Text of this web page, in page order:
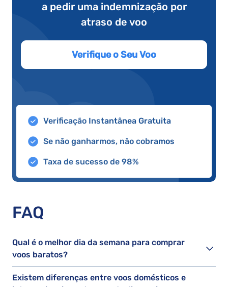
a pedir uma indemnização por
atraso de voo
Verifique o Seu Voo
Verificação Instantânea Gratuita
Se não ganharmos, não cobramos
Taxa de sucesso de 98%
FAQ
Qual é o melhor dia da semana para comprar
voos baratos?
Existem diferenças entre voos domésticos e